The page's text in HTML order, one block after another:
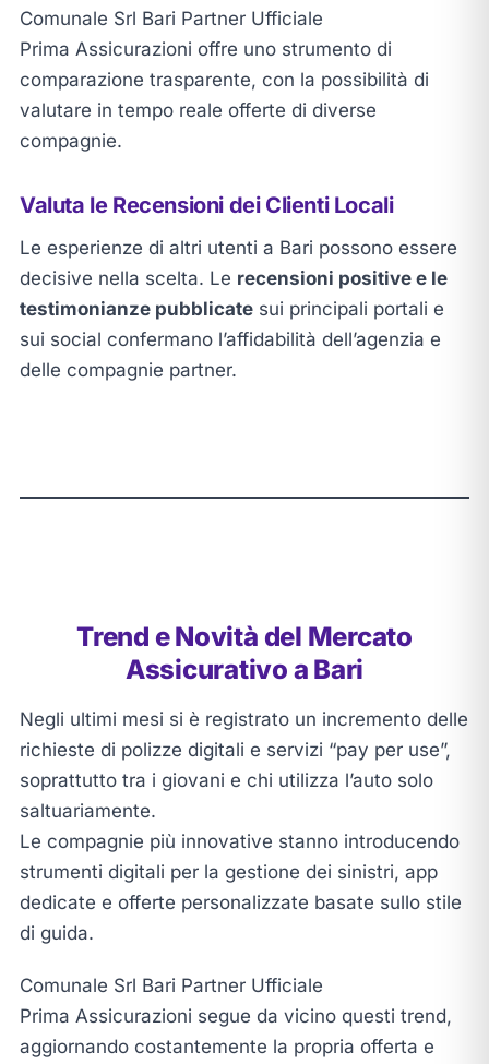
Comunale Srl Bari Partner Ufficiale
Prima Assicurazioni offre uno strumento di
comparazione trasparente, con la possibilità di
valutare in tempo reale offerte di diverse
compagnie.
Valuta le Recensioni dei Clienti Locali
Le esperienze di altri utenti a Bari possono essere
decisive nella scelta. Le recensioni positive e le
testimonianze pubblicatesui principali portali e
sui social confermano l’affidabilità dell’agenzia e
delle compagnie partner.
Trend e Novità del Mercato
Assicurativo a Bari
Negli ultimi mesi si è registrato un incremento delle
richieste di polizze digitali e servizi “pay per use”,
soprattutto tra i giovani e chi utilizza l’auto solo
saltuariamente.
Le compagnie più innovative stanno introducendo
strumenti digitali per la gestione dei sinistri, app
dedicate e offerte personalizzate basate sullo stile
di guida.
Comunale Srl Bari Partner Ufficiale
Prima Assicurazioni segue da vicino questi trend,
aggiornando costantemente la propria offerta e